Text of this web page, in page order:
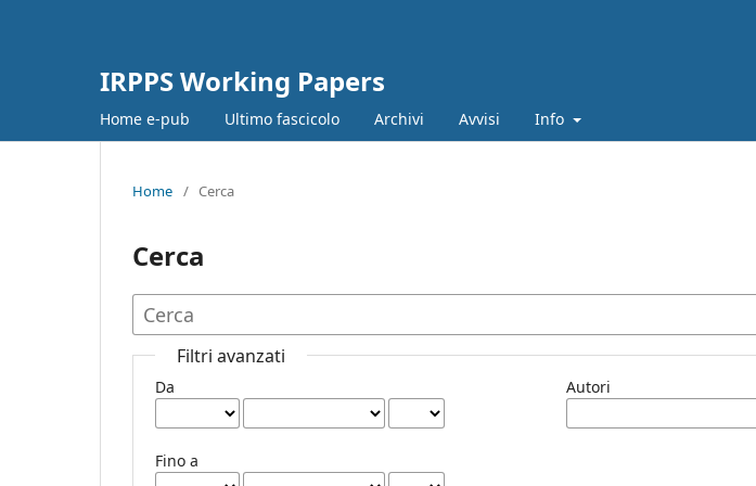
IRPPS Working Papers
Home e-pub Ultimo fascicolo Archivi Avvisi Info
Home / Cerca
Cerca
Filtri avanzati
Da
Fino a
Autori